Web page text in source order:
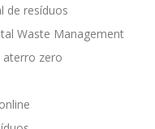
de resíduos
Waste Management
aterro zero